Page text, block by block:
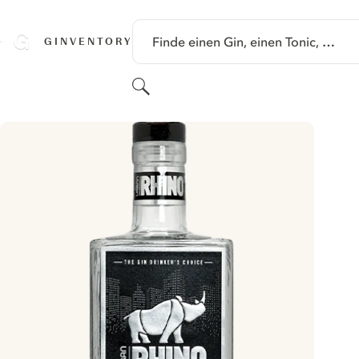
GINVENTORY Finde einen Gin, einen Tonic, …
Suchen